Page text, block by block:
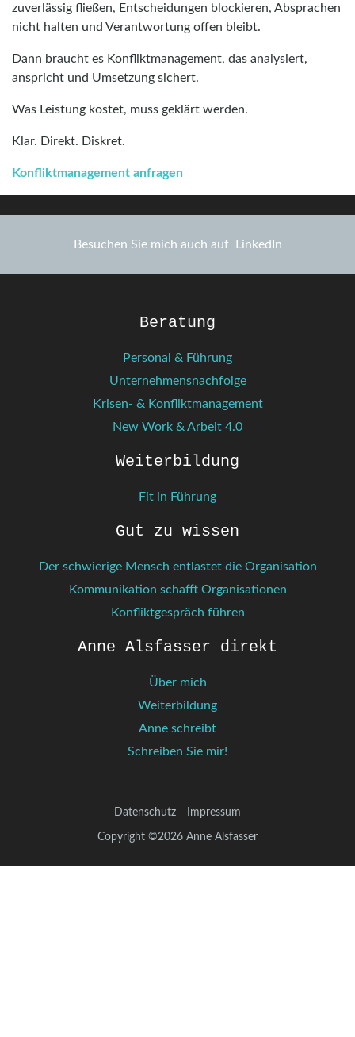
zuverlässig fließen, Entscheidungen blockieren, Absprachen
nicht halten und Verantwortung offen bleibt.
Dann braucht es Konfliktmanagement, das analysiert,
anspricht und Umsetzung sichert.
Was Leistung kostet, muss geklärt werden.
Klar. Direkt. Diskret.
Konfliktmanagement anfragen
Besuchen Sie mich auch auf LinkedIn
Beratung
Personal & Führung
Unternehmensnachfolge
Krisen- & Konfliktmanagement
New Work & Arbeit 4.0
Weiterbildung
Fit in Führung
Gut zu wissen
Der schwierige Mensch entlastet die Organisation
Kommunikation schafft Organisationen
Konfliktgespräch führen
Anne Alsfasser direkt
Über mich
Weiterbildung
Anne schreibt
Schreiben Sie mir!
Datenschutz Impressum
Copyright ©2026 Anne Alsfasser